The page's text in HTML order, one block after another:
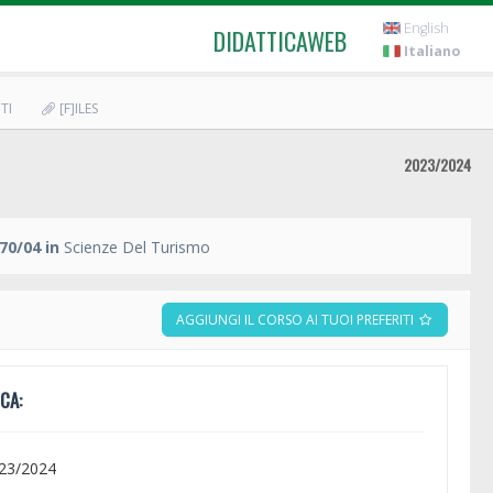
DIDATTICAWEB
English
Italiano
[F]ILES
2023/2024
04 in Scienze Del Turismo
AGGIUNGI IL CORSO AI TUOI PREFERITI
2024